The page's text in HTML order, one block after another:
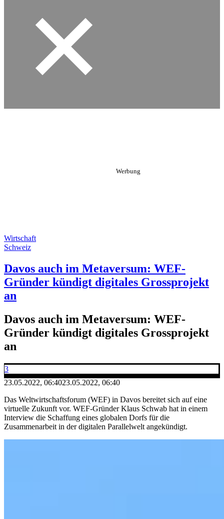
Wirtschaft
Schweiz
Davos auch im Metaversum: WEF-
Gründer kündigt digitales Grossprojekt
an
Davos auch im Metaversum: WEF-
Gründer kündigt digitales Grossprojekt
an
3
23.05.2022, 06:4023.05.2022, 06:40
Das Weltwirtschaftsforum (WEF) in Davos bereitet sich auf eine
virtuelle Zukunft vor. WEF-Gründer Klaus Schwab hat in einem
Interview die Schaffung eines globalen Dorfs für die
Zusammenarbeit in der digitalen Parallelwelt angekündigt.